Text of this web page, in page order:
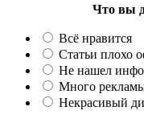
Что вы
Всё нравится
Статьи плохо
Не нашел
Много
Некрасивый